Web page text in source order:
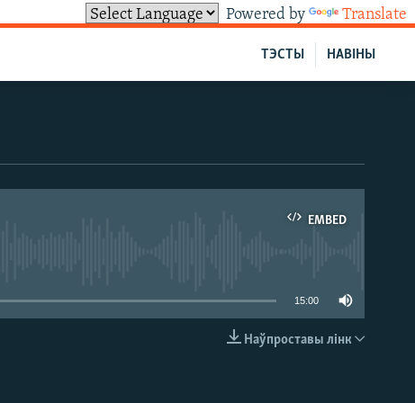
Powered by Translate
НАВІНЫ
ТЭСТЫ
EMBED
15:00
Наўпроставы лінк